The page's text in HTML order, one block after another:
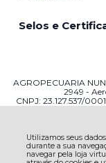
Utilizamos seus
durante a sua
navegar pela loja
Selos e
AGROPECUARIA
2949 -
CNPJ: 23.127.537/